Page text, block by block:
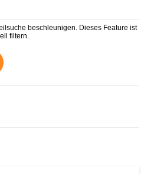
beschleunigen. Dieses Feature ist
filtern.